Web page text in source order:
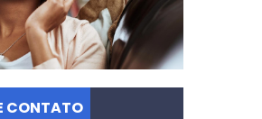
CONTATO